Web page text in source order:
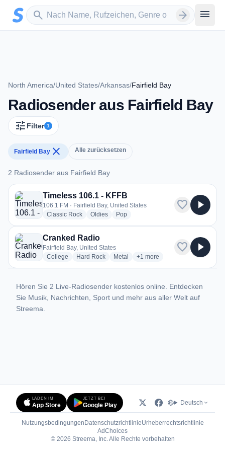
Zum Hauptinhalt springen
search
Sender suchen arrow_forward menu
North America/United States/Arkansas/Fairfield Bay
Radiosender aus Fairfield Bay
tune Filter 1
Fairfield Bay close Alle zurücksetzen
2 Radiosender aus Fairfield Bay
2 Radiosender aus Fairfield Bay
Timeless 106.1 - KFFB
106.1 FM · Fairfield Bay, United States
Classic Rockradio stations
Oldiesradio stations
Popradio stations
favorite play_arrow
Cranked Radio
Fairfield Bay, United States
College radio stations
Hard Rockradio stations
Metal radio stations
+1 more genres for Cranked
more
favorite play_arrow
Hören Sie 2 Live-Radiosender kostenlos online. Entdecken
Sie Musik, Nachrichten, Sport und mehr aus aller Welt auf
Streema.
LADEN IM
App Store
JETZT BEI
Google Play Deutsch
Nutzungsbedingungen DatenschutzrichtlinieUrheberrechtsrichtlinie
AdChoices(öffnet in neuem Tab)
© 2026 Streema, Inc. Alle Rechte vorbehalten